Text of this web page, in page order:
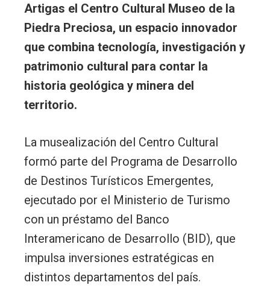
Artigas el Centro Cultural Museo de la
Piedra Preciosa, un espacio innovador
que combina tecnología, investigación y
patrimonio cultural para contar la
historia geológica y minera del
territorio.
La musealización del Centro Cultural
formó parte del Programa de Desarrollo
de Destinos Turísticos Emergentes,
ejecutado por el Ministerio de Turismo
con un préstamo del Banco
Interamericano de Desarrollo (BID), que
impulsa inversiones estratégicas en
distintos departamentos del país.